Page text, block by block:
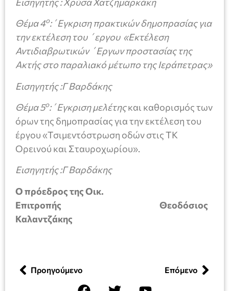
Θέμα 4ο:΄Εγκριση πρακτικών δημοπρασίας για
την εκτέλεση του ΄εργου «Εκτέλεση
Αντιδιαβρωτικών ΄Εργων προστασίας της
Ακτής στο παραλιακό μέτωπο της Ιεράπετρας»
Εισηγητής :Γ Βαρδάκης
Θέμα 5ο:΄Εγκριση μελέτηςκαι καθορισμός των
όρων της δημοπρασίας για την εκτέλεση του
έργου «Τσιμεντόστρωση οδών στις ΤΚ
Ορεινού και Σταυροχωρίου».
Εισηγητής :Γ Βαρδάκης
Ο πρόεδρος της Οικ.
Επιτροπής Θεοδόσιος
Καλαντζάκης
Προηγούμενο Επόμενο